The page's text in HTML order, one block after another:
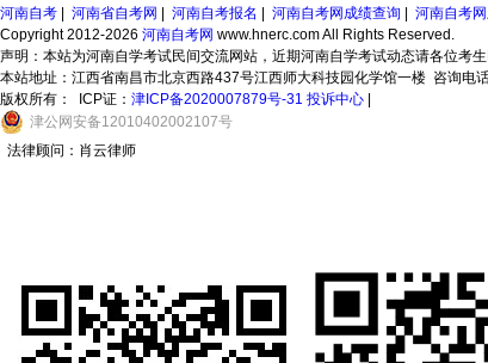
河南自考
河南省自考网 河南自考报名 河南自考网成绩查询 河南自考
Copyright 2012-2026 河南自考网 www.hnerc.com All Rights Reserved.
声明：本站为河南自学考试民间交流网站，近期河南自学考试动态请各位考
本站地址：江西省南昌市北京西路437号江西师大科技园化学馆一楼 咨询
版权所有：
ICP证： 津ICP备2020007879号-31 投诉中心
津公网安备12010402002107号
法律顾问：肖云律师